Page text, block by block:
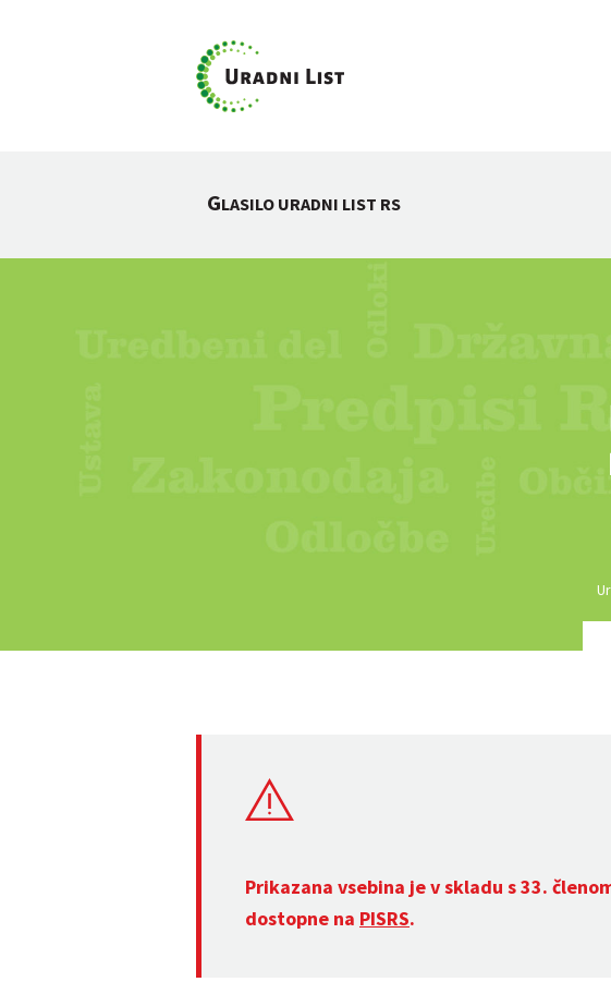
GLASILO URADNI LIST RS
Prikazana vsebina je v skladu s 33.
dostopne na PISRS.